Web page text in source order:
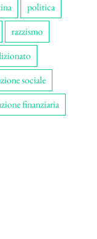
politica
razzismo
sociale
finanziaria